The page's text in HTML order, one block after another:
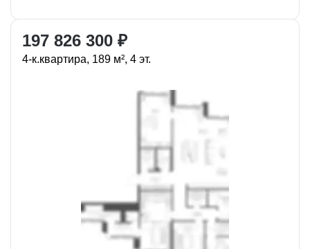
197 826 300 ₽
4-к.квартира, 189 м², 4 эт.